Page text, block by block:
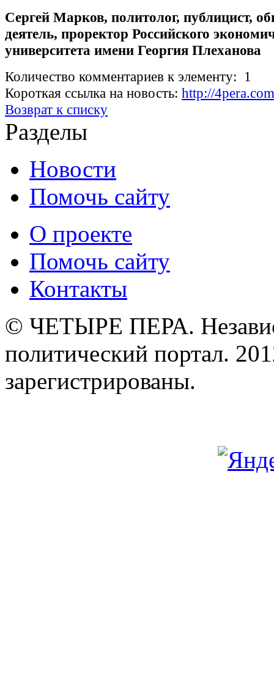
Сергей Марков, политолог, публицист,
деятель, проректор Российского
университета имени Георгия Плеханова
Количество комментариев к элементу: 1
Короткая ссылка на новость: http://
Возврат к списку
Разделы
Новости
Помочь сайту
О проекте
Помочь сайту
Контакты
© ЧЕТЫРЕ ПЕРА.
политический портал.
зарегистрированы.